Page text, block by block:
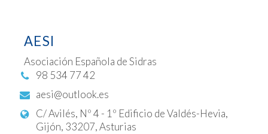
AESI
Asociación Española de Sidras
98 534 77 42
aesi@outlook.es
C/ Avilés, Nº 4 - 1º Edificio de Valdés-Hevia,
Gijón, 33207, Asturias